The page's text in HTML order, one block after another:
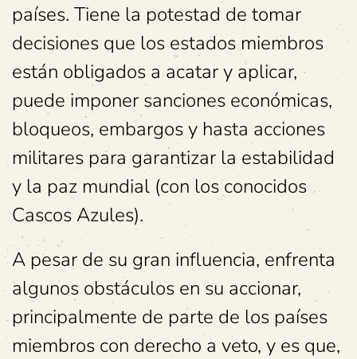
países. Tiene la potestad de tomar
decisiones que los estados miembros
están obligados a acatar y aplicar,
puede imponer sanciones económicas,
bloqueos, embargos y hasta acciones
militares para garantizar la estabilidad
y la paz mundial (con los conocidos
Cascos Azules).
A pesar de su gran influencia, enfrenta
algunos obstáculos en su accionar,
principalmente de parte de los países
miembros con derecho a veto, y es que,